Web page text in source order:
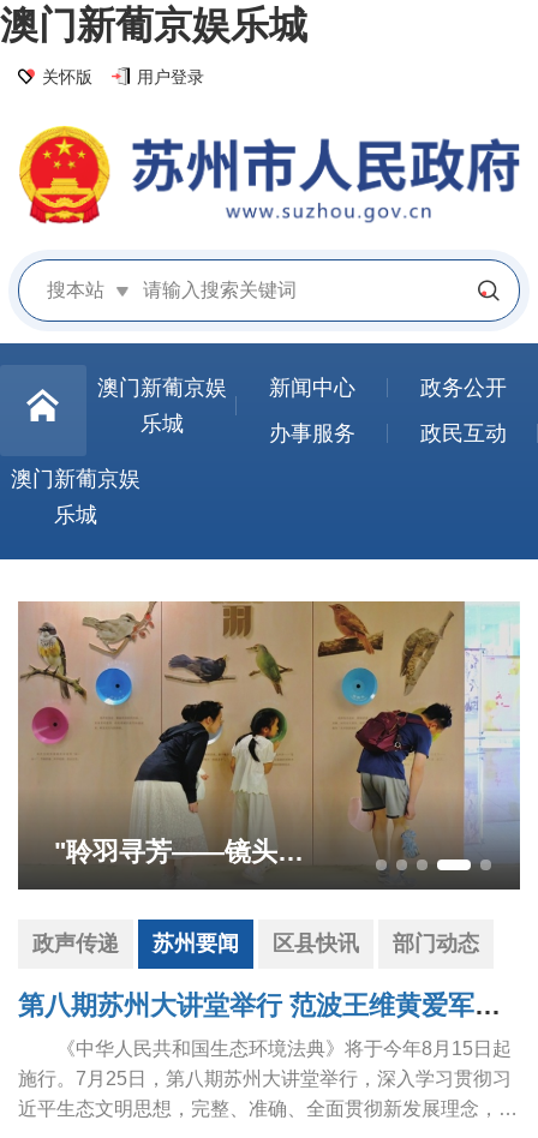
澳门新葡京娱乐城
关怀版 用户登录
搜本站
澳门新葡京娱
乐城
新闻中心
政务公开
办事服务
政民互动
澳门新葡京娱
乐城
"聆羽寻芳——镜头下的苏州自然笔记"展览于狮山文化广场启幕
政声传递 苏州要闻 区县快讯 部门动态
第八期苏州大讲堂举行 范波王维黄爱军朱民参加学习
《中华人民共和国生态环境法典》将于今年8月15日起
施行。7月25日，第八期苏州大讲堂举行，深入学习贯彻习
近平生态文明思想，完整、准确、全面贯彻新发展理念，更